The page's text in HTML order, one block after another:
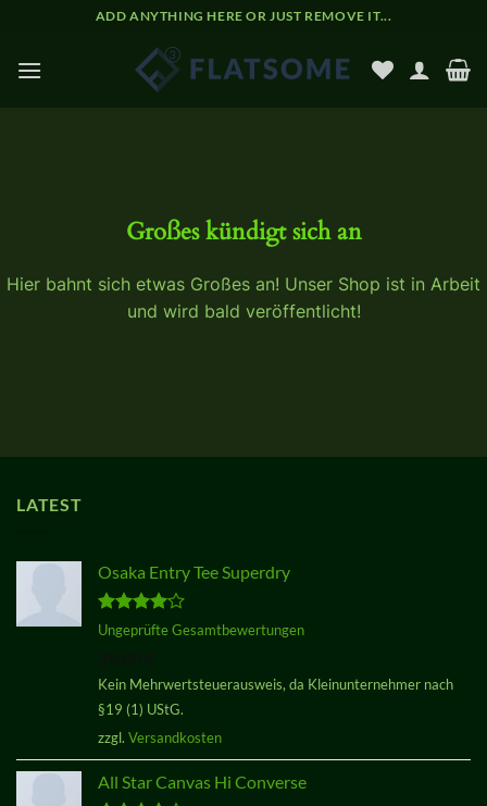
springen
ADD ANYTHING HERE OR JUST REMOVE IT...
Großes kündigt sich an
Hier bahnt sich etwas Großes an! Unser Shop ist in Arbeit
und wird bald veröffentlicht!
LATEST
Osaka Entry Tee Superdry
Bewertet
mit 4.00
Ungeprüfte Gesamtbewertungen
Kein Mehrwertsteuerausweis, da Kleinunternehmer nach
§19 (1) UStG.
zzgl. Versandkosten
All Star Canvas Hi Converse